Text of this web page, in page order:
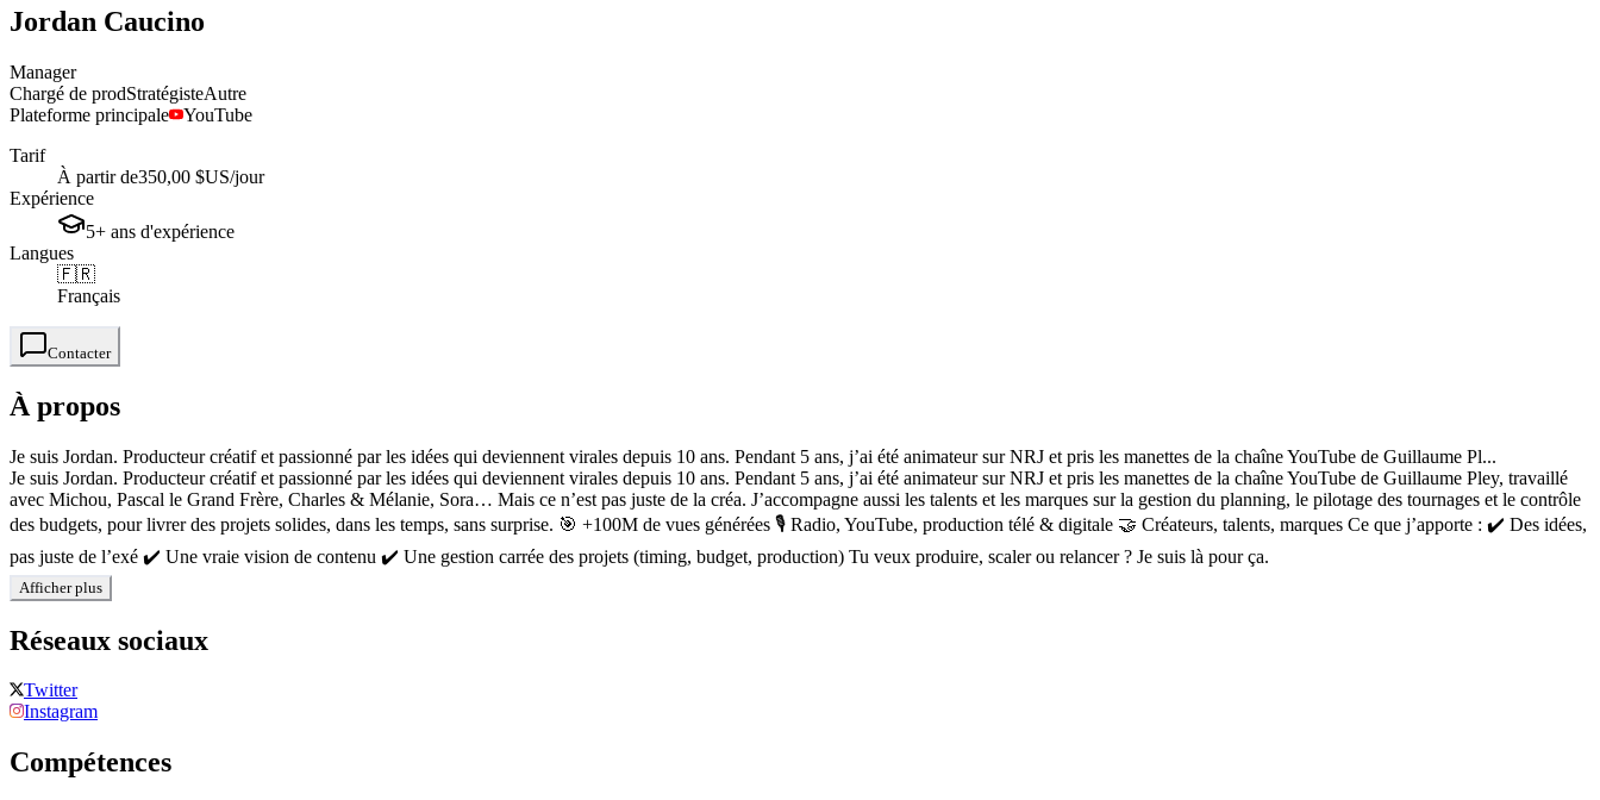
Jordan Caucino
Manager
Chargé de prodStratégisteAutre
Plateforme principale
YouTube
Tarif
À partir de350,00 $US/jour
Expérience
5+ ans d'expérience
Langues
🇫🇷
Français
Contacter
À propos
Je suis Jordan. Producteur créatif et passionné par les idées qui deviennent virales depuis 10 ans. Pendant 5 ans, j’ai été animateur sur NRJ et pris les manettes de la chaîne YouTube de Guillaume Pl...
Je suis Jordan. Producteur créatif et passionné par les idées qui deviennent virales depuis 10 ans. Pendant 5 ans, j’ai été animateur sur NRJ et pris les manettes de la chaîne YouTube de Guillaume Pley, travaillé
avec Michou, Pascal le Grand Frère, Charles & Mélanie, Sora… Mais ce n’est pas juste de la créa. J’accompagne aussi les talents et les marques sur la gestion du planning, le pilotage des tournages et le contrôle
des budgets, pour livrer des projets solides, dans les temps, sans surprise. 🎯 +100M de vues générées 🎙 Radio, YouTube, production télé & digitale 🤝 Créateurs, talents, marques Ce que j’apporte : ✔️ Des idées,
pas juste de l’exé ✔️ Une vraie vision de contenu ✔️ Une gestion carrée des projets (timing, budget, production) Tu veux produire, scaler ou relancer ? Je suis là pour ça.
Afficher plus
Réseaux sociaux
Twitter
Instagram
Compétences